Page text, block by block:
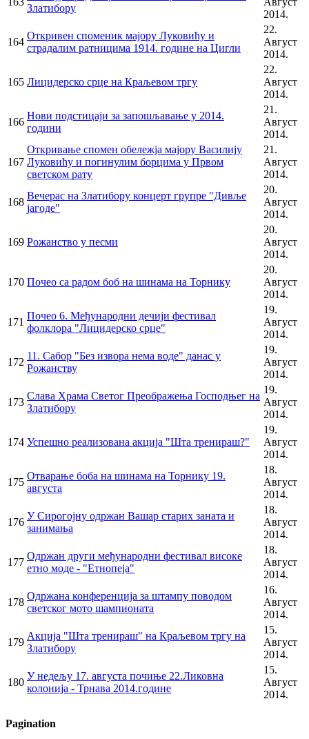
Златибору
2014.
164
Откривен споменик мајору Луковићу и
страдалим ратницима 1914. године на Цигли
22.
Август
2014.
165 Лицидерско срце на Краљевом тргу
22.
Август
2014.
166
Нови подстицаји за запошљавање у 2014.
години
21.
Август
2014.
167
Откривање спомен обележја мајору Василију
Луковићу и погинулим борцима у Првом
светском рату
21.
Август
2014.
168
Вечерас на Златибору концерт групре "Дивље
јагоде"
20.
Август
2014.
169 Рожанство у песми
20.
Август
2014.
170 Почео са радом боб на шинама на Торнику
20.
Август
2014.
171
Почео 6. Међународни дечији фестивал
фолклора "Лицидерско срце"
19.
Август
2014.
172
11. Сабор "Без извора нема воде" данас у
Рожанству
19.
Август
2014.
173
Слава Храма Светог Преображења Господњег на
Златибору
19.
Август
2014.
174 Успешно реализована акција "Шта тренираш?"
19.
Август
2014.
175
Отварање боба на шинама на Торнику 19.
августа
18.
Август
2014.
176
У Сирогојну одржан Вашар старих заната и
занимања
18.
Август
2014.
177
Одржан други међународни фестивал високе
етно моде - "Етнопеја"
18.
Август
2014.
178
Одржана конференција за штампу поводом
светског мото шампионата
16.
Август
2014.
179
Акција "Шта тренираш" на Краљевом тргу на
Златибору
15.
Август
2014.
180
У недељу 17. августа почиње 22.Ликовна
колонија - Трнава 2014.године
15.
Август
2014.
Pagination